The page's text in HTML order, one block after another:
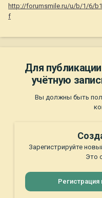
http://forumsmile.ru/u/b/1/6/
f
Для
учётную
Вы должны быть
Зарегистрируйте
Это